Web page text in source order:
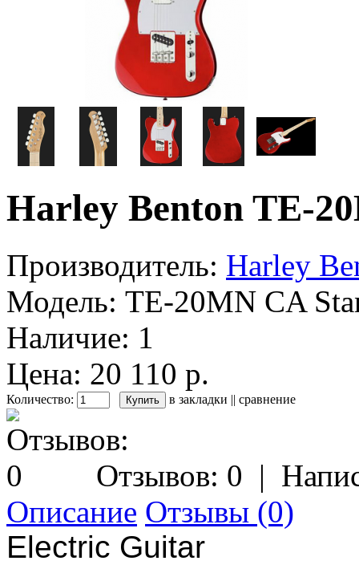
Harley Benton TE-
Производитель: Harley
Модель: TE-20MN CA
Наличие: 1
Цена: 20 110 р.
Количество: в закладки || сравнение
Отзывов: 0 |
Описание Отзывы (0)
Electric Guitar